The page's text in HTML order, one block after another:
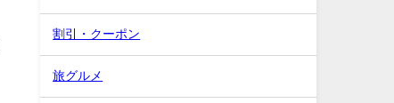
割引・クーポン
旅グルメ